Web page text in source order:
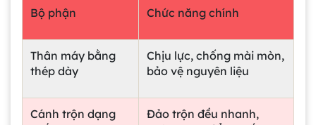
Bộ phận Chức năng chính
Thân máy bằng
thép dày
Chịu lực, chống mài mòn,
bảo vệ nguyên liệu
Cánh trộn dạng
Đảo trộn đều nhanh,